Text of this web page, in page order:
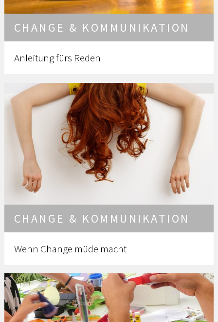
CHANGE & KOMMUNIKATION
Anleitung fürs Reden
CHANGE & KOMMUNIKATION
Wenn Change müde macht